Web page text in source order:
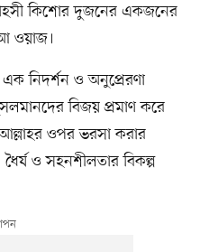
কিশোর দুজনের একজনের
ওয়াজ।
নিদর্শন ও অনুপ্রেরণা
বিজয় প্রমাণ করে
ওপর ভরসা করার
ও সহনশীলতার বিকল্প